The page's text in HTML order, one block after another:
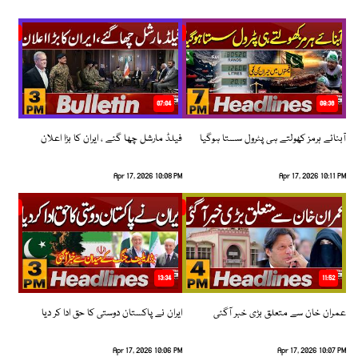
08:36
آبنائے ہرمز کھولتے ہی پٹرول سستا ہوگیا
Apr 17, 2026 10:11 PM
07:04
فیلڈ مارشل چھا گئے ، ایران کا بڑا اعلان
Apr 17, 2026 10:08 PM
11:52
عمران خان سے متعلق بڑی خبر آگئی
Apr 17, 2026 10:07 PM
13:34
ایران نے پاکستان دوستی کا حق ادا کر دیا
Apr 17, 2026 10:06 PM